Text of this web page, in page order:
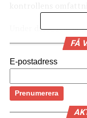
Under dessa fem
gränskontrollerna
förlängningen av
den 11 maj 2021
säkerhet, ge
gärningsmän och
FÅ
E-postadress